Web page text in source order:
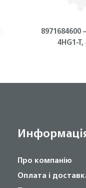
8971684600
4HG1-
Про компанію
Оплата і